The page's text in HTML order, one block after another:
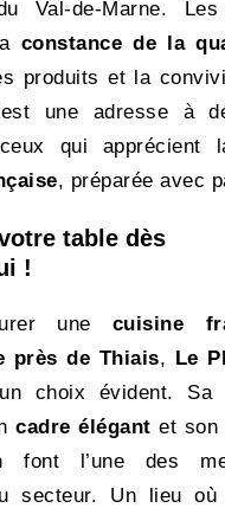
Val-de-Marne.
constance de la
produits et la
une adresse à
qui apprécient
, préparée avec
table dès
!
une cuisine
près de Thiais, Le
choix évident. Sa
cadre élégant et son
font l’une des
secteur. Un lieu où